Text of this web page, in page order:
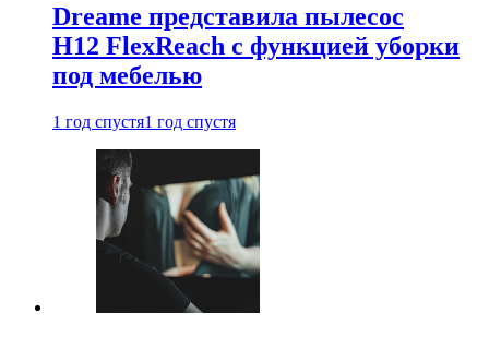
Dreame представила пылесос
H12 FlexReach с функцией уборки
под мебелью
1 год спустя1 год спустя